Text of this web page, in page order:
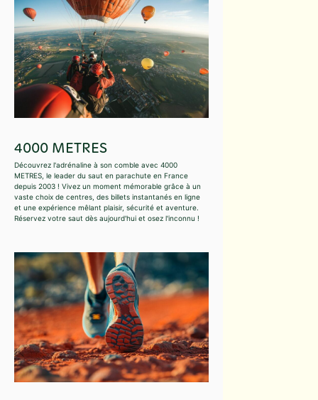
4000 METRES
Découvrez l'adrénaline à son comble avec 4000
METRES, le leader du saut en parachute en France
depuis 2003 ! Vivez un moment mémorable grâce à un
vaste choix de centres, des billets instantanés en ligne
et une expérience mêlant plaisir, sécurité et aventure.
Réservez votre saut dès aujourd'hui et osez l'inconnu !